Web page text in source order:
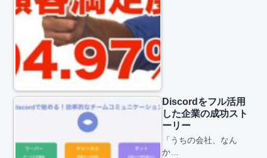
Discordをフル活用
した企業の成功スト
ーリー
「うちの会社、なん
か…